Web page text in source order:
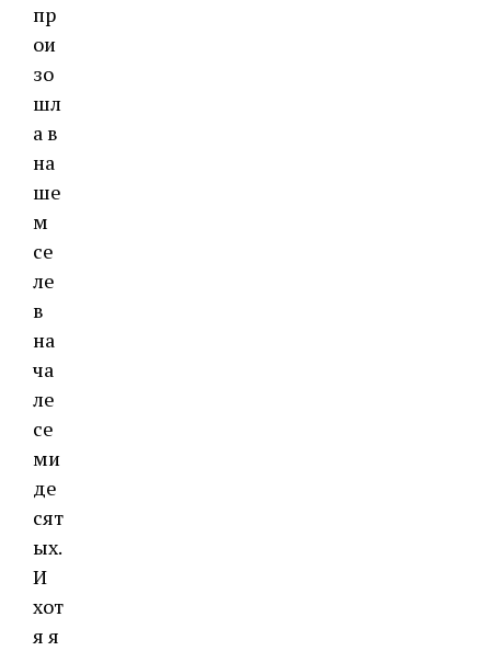
пр
ои
зо
шл
а в
на
ше
м
се
ле
в
на
ча
ле
се
ми
де
сят
ых.
И
хот
я я